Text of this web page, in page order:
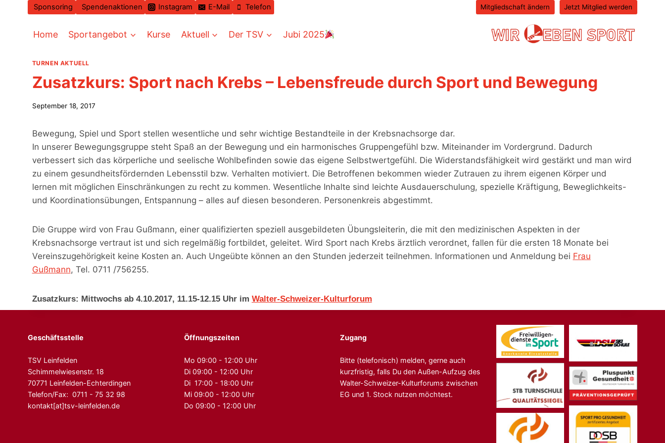
Sponsoring Spendenaktionen Instagram E-Mail Telefon Mitgliedschaft ändern Jetzt Mitglied werden
Home Sportangebot Kurse Aktuell Der TSV Jubi 2025
TURNEN AKTUELL
Zusatzkurs: Sport nach Krebs – Lebensfreude durch Sport und Bewegung
September 18, 2017
Bewegung, Spiel und Sport stellen wesentliche und sehr wichtige Bestandteile in der Krebsnachsorge dar.
In unserer Bewegungsgruppe steht Spaß an der Bewegung und ein harmonisches Gruppengefühl bzw. Miteinander im Vordergrund. Dadurch
verbessert sich das körperliche und seelische Wohlbefinden sowie das eigene Selbstwertgefühl. Die Widerstandsfähigkeit wird gestärkt und man wird
zu einem gesundheitsfördernden Lebensstil bzw. Verhalten motiviert. Die Betroffenen bekommen wieder Zutrauen zu ihrem eigenen Körper und
lernen mit möglichen Einschränkungen zu recht zu kommen. Wesentliche Inhalte sind leichte Ausdauerschulung, spezielle Kräftigung, Beweglichkeits-
und Koordinationsübungen, Entspannung – alles auf diesen besonderen. Personenkreis abgestimmt.
Die Gruppe wird von Frau Gußmann, einer qualifizierten speziell ausgebildeten Übungsleiterin, die mit den medizinischen Aspekten in der
Krebsnachsorge vertraut ist und sich regelmäßig fortbildet, geleitet. Wird Sport nach Krebs ärztlich verordnet, fallen für die ersten 18 Monate bei
Vereinszugehörigkeit keine Kosten an. Auch Ungeübte können an den Stunden jederzeit teilnehmen. Informationen und Anmeldung bei Frau
Gußmann, Tel. 0711 /756255.
Zusatzkurs: Mittwochs ab 4.10.2017, 11.15-12.15 Uhr im Walter-Schweizer-Kulturforum
Geschäftsstelle
TSV Leinfelden
Schimmelwiesenstr. 18
70771 Leinfelden-Echterdingen
Telefon/Fax: 0711 - 75 32 98
kontakt[at]tsv-leinfelden.de
Öffnungszeiten
Mo 09:00 - 12:00 Uhr
Di 09:00 - 12:00 Uhr
Di 17:00 - 18:00 Uhr
Mi 09:00 - 12:00 Uhr
Do 09:00 - 12:00 Uhr
Zugang
Bitte (telefonisch) melden, gerne auch
kurzfristig, falls Du den Außen-Aufzug des
Walter-Schweizer-Kulturforums zwischen
EG und 1. Stock nutzen möchtest.